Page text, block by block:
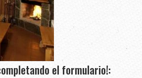
el formulario!: